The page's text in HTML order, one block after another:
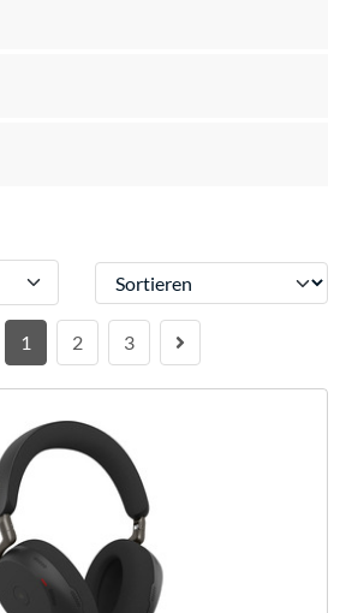
Sortieren
1 2 3